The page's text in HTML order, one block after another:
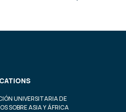
UNIVERSITARIA DE
SOBRE ASIA Y ÁFRICA